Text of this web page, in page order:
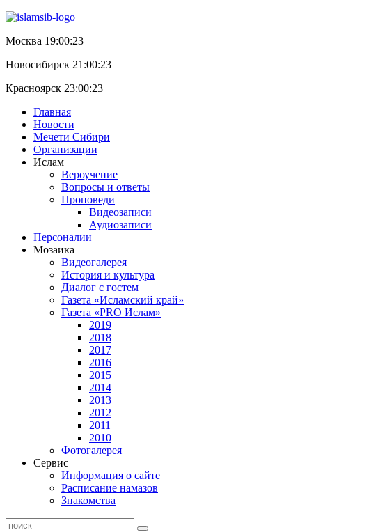
Москва 19:00:23
Новосибирск 21:00:23
Красноярск 23:00:23
Главная
Новости
Мечети Сибири
Организации
Ислам
Вероучение
Вопросы и ответы
Проповеди
Видеозаписи
Аудиозаписи
Персоналии
Мозаика
Видеогалерея
История и культура
Диалог с гостем
Газета «Исламский край»
Газета «PRO Ислам»
2019
2018
2017
2016
2015
2014
2013
2012
2011
2010
Фотогалерея
Сервис
Информация о сайте
Расписание намазов
Знакомства